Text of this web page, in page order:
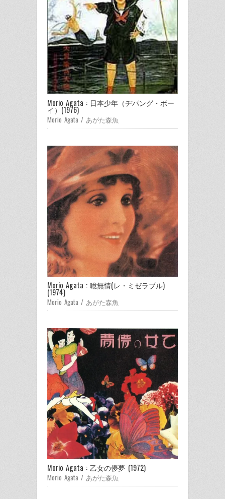
Morio Agata : 日本少年（ヂパング・ボー
イ）(1976)
Morio Agata / あがた森魚
Morio Agata : 噫無情(レ・ミゼラブル)
(1974)
Morio Agata / あがた森魚
Morio Agata : 乙女の儚夢 (1972)
Morio Agata / あがた森魚